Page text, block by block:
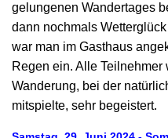
gelungenen Wandertages
dann nochmals
war man im Gasthaus
Regen ein. Alle
Wanderung, bei der
mitspielte, sehr begeistert.